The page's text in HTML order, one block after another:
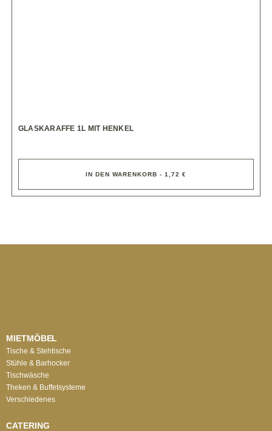
GLASKARAFFE 1L MIT HENKEL
IN DEN WARENKORB - 1,72 €
MIETMÖBEL
Tische & Stehtische
Stühle & Barhocker
Tischwäsche
Theken & Buffetsysteme
Verschiedenes
CATERING